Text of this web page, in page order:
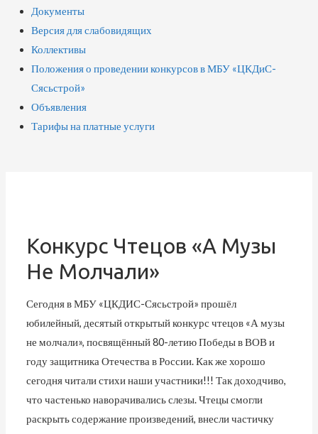
Документы
Версия для слабовидящих
Коллективы
Положения о проведении конкурсов в МБУ «ЦКДиС-
Сясьстрой»
Объявления
Тарифы на платные услуги
Конкурс Чтецов «А Музы
Не Молчали»
Сегодня в МБУ «ЦКДИС-Сясьстрой» прошёл
юбилейный, десятый открытый конкурс чтецов «А музы
не молчали», посвящённый 80-летию Победы в ВОВ и
году защитника Отечества в России. Как же хорошо
сегодня читали стихи наши участники!!! Так доходчиво,
что частенько наворачивались слезы. Чтецы смогли
раскрыть содержание произведений, внесли частичку